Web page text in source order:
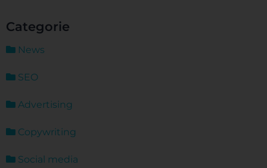
Categorie
News
SEO
Advertising
Copywriting
Social media